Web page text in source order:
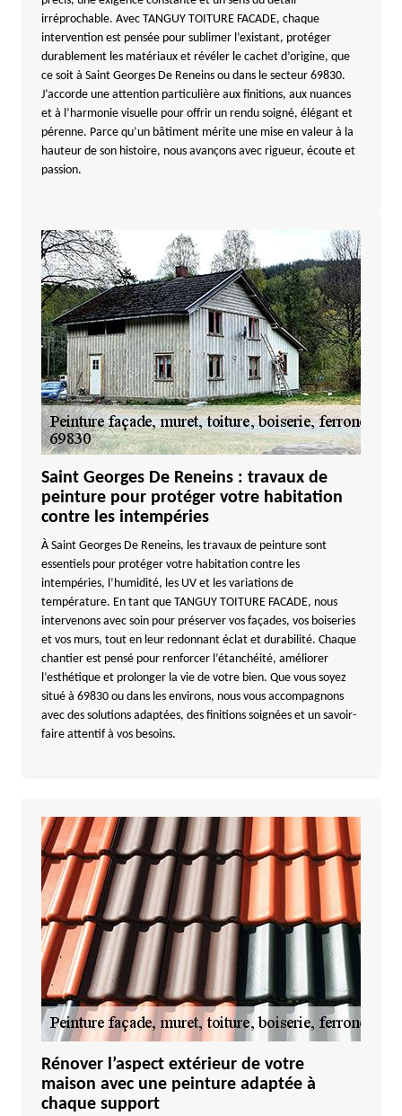
irréprochable. Avec TANGUY TOITURE FACADE, chaque
intervention est pensée pour sublimer l’existant, protéger
durablement les matériaux et révéler le cachet d’origine, que
ce soit à Saint Georges De Reneins ou dans le secteur 69830.
J’accorde une attention particulière aux finitions, aux nuances
et à l’harmonie visuelle pour offrir un rendu soigné, élégant et
pérenne. Parce qu’un bâtiment mérite une mise en valeur à la
hauteur de son histoire, nous avançons avec rigueur, écoute et
passion.
Saint Georges De Reneins : travaux de
peinture pour protéger votre habitation
contre les intempéries
À Saint Georges De Reneins, les travaux de peinture sont
essentiels pour protéger votre habitation contre les
intempéries, l’humidité, les UV et les variations de
température. En tant que TANGUY TOITURE FACADE, nous
intervenons avec soin pour préserver vos façades, vos boiseries
et vos murs, tout en leur redonnant éclat et durabilité. Chaque
chantier est pensé pour renforcer l’étanchéité, améliorer
l’esthétique et prolonger la vie de votre bien. Que vous soyez
situé à 69830 ou dans les environs, nous vous accompagnons
avec des solutions adaptées, des finitions soignées et un savoir-
faire attentif à vos besoins.
Rénover l’aspect extérieur de votre
maison avec une peinture adaptée à
chaque support